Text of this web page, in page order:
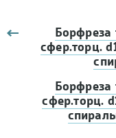
Борфреза
сфер.торц.
Борфреза
сфер.торц.